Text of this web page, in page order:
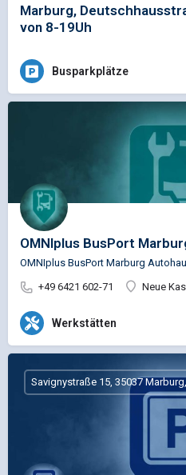
Marburg,
von 8-19Uh
Busparkplätze
OMNIplus BusPort
+49 6421 602-71
Neue
Werkstätten
Savignystraße 15, 35037